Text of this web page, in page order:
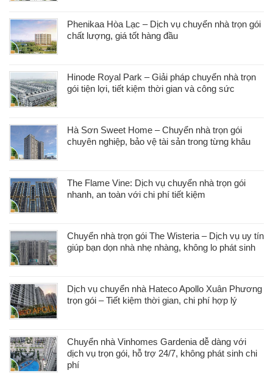
Phenikaa Hòa Lạc – Dịch vụ chuyển nhà trọn gói
chất lượng, giá tốt hàng đầu
Hinode Royal Park – Giải pháp chuyển nhà trọn
gói tiện lợi, tiết kiệm thời gian và công sức
Hà Sơn Sweet Home – Chuyển nhà trọn gói
chuyên nghiệp, bảo vệ tài sản trong từng khâu
The Flame Vine: Dịch vụ chuyển nhà trọn gói
nhanh, an toàn với chi phí tiết kiệm
Chuyển nhà trọn gói The Wisteria – Dịch vụ uy tín
giúp bạn dọn nhà nhẹ nhàng, không lo phát sinh
Dịch vụ chuyển nhà Hateco Apollo Xuân Phương
trọn gói – Tiết kiệm thời gian, chi phí hợp lý
Chuyển nhà Vinhomes Gardenia dễ dàng với
dịch vụ trọn gói, hỗ trợ 24/7, không phát sinh chi
phí